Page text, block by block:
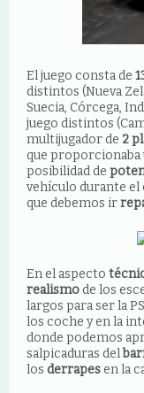
El juego consta de
distintos (Nueva
Suecia, Córcega,
juego distintos
multijugador de 2
que proporcionaba
posibilidad de
vehículo durante
que debemos ir
En el aspecto
realismode los
largos para ser la
los coche y en la
donde podemos
salpicaduras del
los derrapesen la